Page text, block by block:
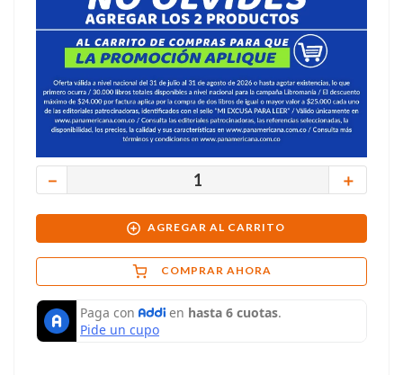
＋
－
AGREGAR AL CARRITO
COMPRAR AHORA